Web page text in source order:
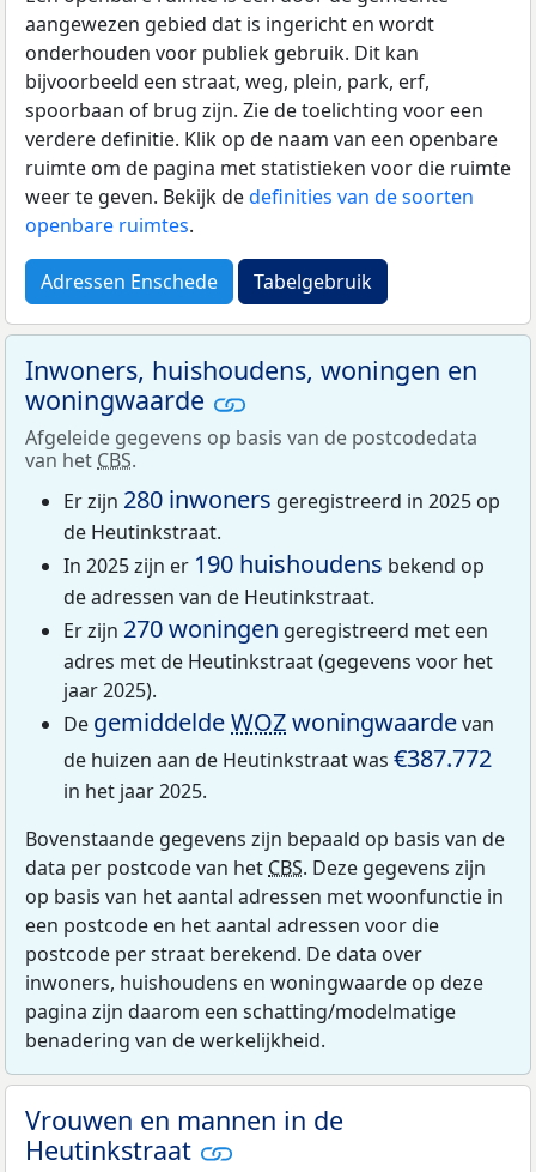
aangewezen gebied dat is ingericht en wordt
onderhouden voor publiek gebruik. Dit kan
bijvoorbeeld een straat, weg, plein, park, erf,
spoorbaan of brug zijn. Zie de toelichting voor een
verdere definitie. Klik op de naam van een openbare
ruimte om de pagina met statistieken voor die ruimte
weer te geven. Bekijk dedefinities van de soorten
openbare ruimtes.
Adressen Enschede Tabelgebruik
Inwoners, huishoudens, woningen en
woningwaarde
Afgeleide gegevens op basis van de postcodedata
van het CBS.
Er zijn 280 inwoners geregistreerd in 2025 op
de Heutinkstraat.
In 2025 zijn er 190 huishoudens bekend op
de adressen van de Heutinkstraat.
Er zijn 270 woningen geregistreerd met een
adres met de Heutinkstraat (gegevens voor het
jaar 2025).
De gemiddeldeWOZwoningwaardevan
de huizen aan de Heutinkstraat was €387.772
in het jaar 2025.
Bovenstaande gegevens zijn bepaald op basis van de
data per postcode van het CBS. Deze gegevens zijn
op basis van het aantal adressen met woonfunctie in
een postcode en het aantal adressen voor die
postcode per straat berekend. De data over
inwoners, huishoudens en woningwaarde op deze
pagina zijn daarom een schatting/modelmatige
benadering van de werkelijkheid.
Vrouwen en mannen in de
Heutinkstraat